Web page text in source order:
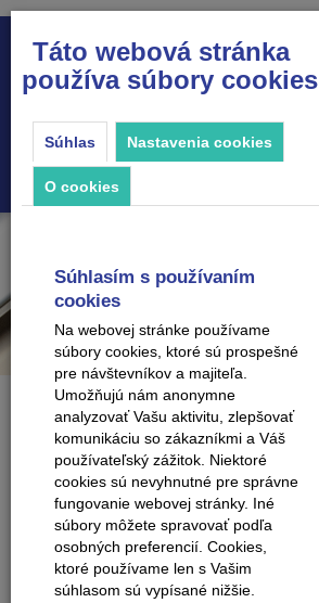
PRODUKTY
Značka
Všetky značky
Podlahové profily
Plávajúce podlahy
Táto webová stránka
používa súbory cookies
Súhlas Nastavenia cookies
O cookies
Súhlasím s používaním
cookies
Na webovej stránke používame
súbory cookies, ktoré sú prospešné
pre návštevníkov a majiteľa.
Umožňujú nám anonymne
analyzovať Vašu aktivitu, zlepšovať
komunikáciu so zákazníkmi a Váš
používateľský zážitok. Niektoré
cookies sú nevyhnutné pre správne
fungovanie webovej stránky. Iné
súbory môžete spravovať podľa
osobných preferencií. Cookies,
ktoré používame len s Vašim
súhlasom sú vypísané nižšie.